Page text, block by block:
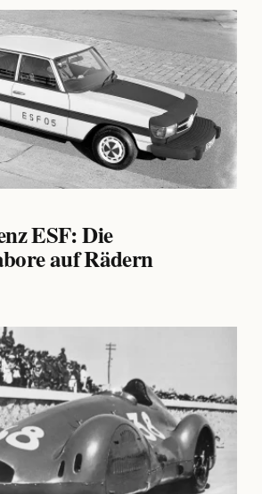
ESF: Die
auf Rädern